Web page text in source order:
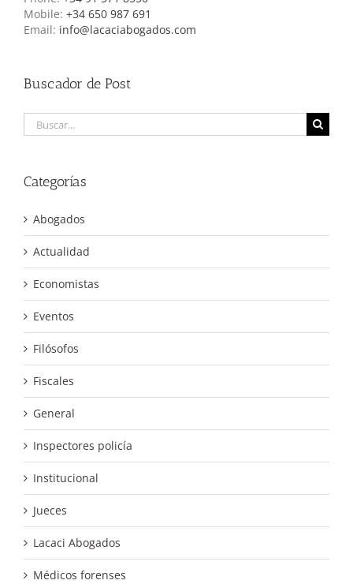
Mobile: +34 650 987 691
Email: info@lacaciabogados.com
Buscador de Post
Buscar:
Categorías
Abogados
Actualidad
Economistas
Eventos
Filósofos
Fiscales
General
Inspectores policía
Institucional
Jueces
Lacaci Abogados
Médicos forenses